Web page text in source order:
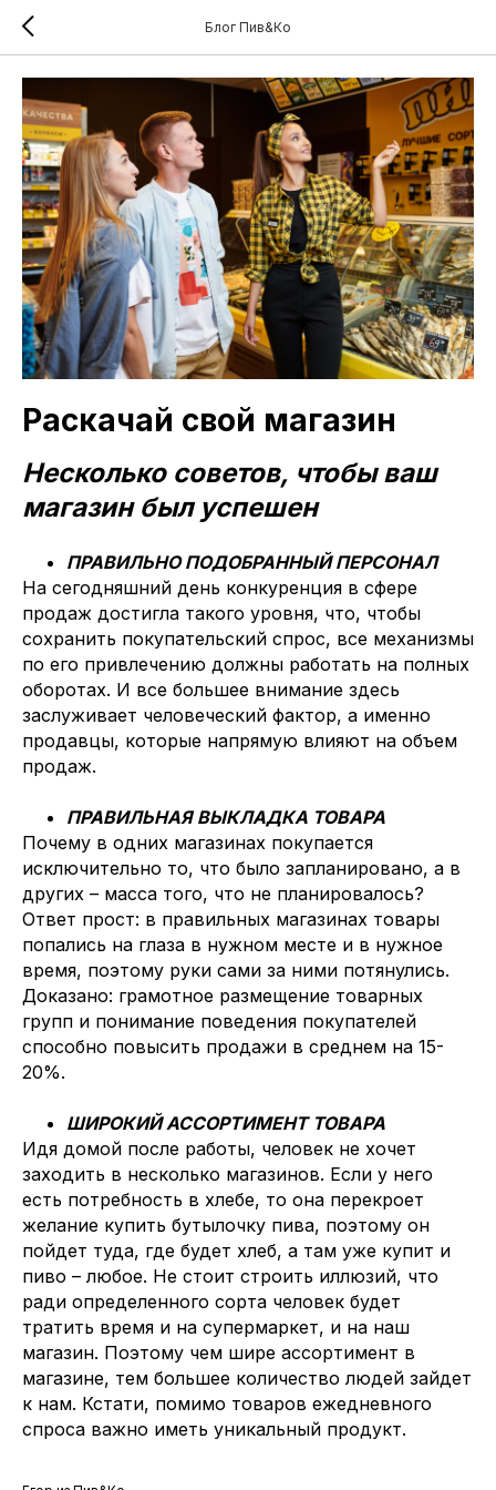
Блог Пив&Ко
Раскачай свой магазин
Несколько советов, чтобы ваш
магазин был успешен
ПРАВИЛЬНО ПОДОБРАННЫЙ ПЕРСОНАЛ
На сегодняшний день конкуренция в сфере
продаж достигла такого уровня, что, чтобы
сохранить покупательский спрос, все механизмы
по его привлечению должны работать на полных
оборотах. И все большее внимание здесь
заслуживает человеческий фактор, а именно
продавцы, которые напрямую влияют на объем
продаж.
ПРАВИЛЬНАЯ ВЫКЛАДКА ТОВАРА
Почему в одних магазинах покупается
исключительно то, что было запланировано, а в
других – масса того, что не планировалось?
Ответ прост: в правильных магазинах товары
попались на глаза в нужном месте и в нужное
время, поэтому руки сами за ними потянулись.
Доказано: грамотное размещение товарных
групп и понимание поведения покупателей
способно повысить продажи в среднем на 15-
20%.
ШИРОКИЙ АССОРТИМЕНТ ТОВАРА
Идя домой после работы, человек не хочет
заходить в несколько магазинов. Если у него
есть потребность в хлебе, то она перекроет
желание купить бутылочку пива, поэтому он
пойдет туда, где будет хлеб, а там уже купит и
пиво – любое. Не стоит строить иллюзий, что
ради определенного сорта человек будет
тратить время и на супермаркет, и на наш
магазин. Поэтому чем шире ассортимент в
магазине, тем большее количество людей зайдет
к нам. Кстати, помимо товаров ежедневного
спроса важно иметь уникальный продукт.